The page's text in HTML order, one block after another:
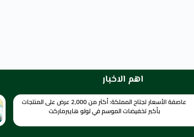
اهم الاخبار
عاصفة الأسعار تجتاح المملكة: أكثر من 2,000 عرض على المنتجات
بأكبر تخفيضات الموسم في لولو هايبرماركت